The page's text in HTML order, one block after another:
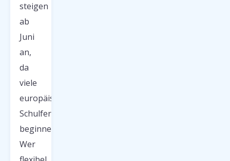
steigen
ab
Juni
an,
da
viele
europäische
Schulferien
beginnen.
Wer